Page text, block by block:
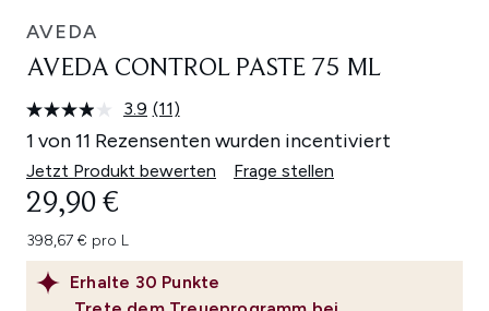
AVEDA
AVEDA CONTROL PASTE 75 ML
3.9 11
Bewertungen
lesen.
Link
(11)
1 von 11 Rezensenten wurden incentiviert
Jetzt Produkt bewerten Frage stellen
Erhalte 30 Punkte
29,90 €
398,67 € pro L